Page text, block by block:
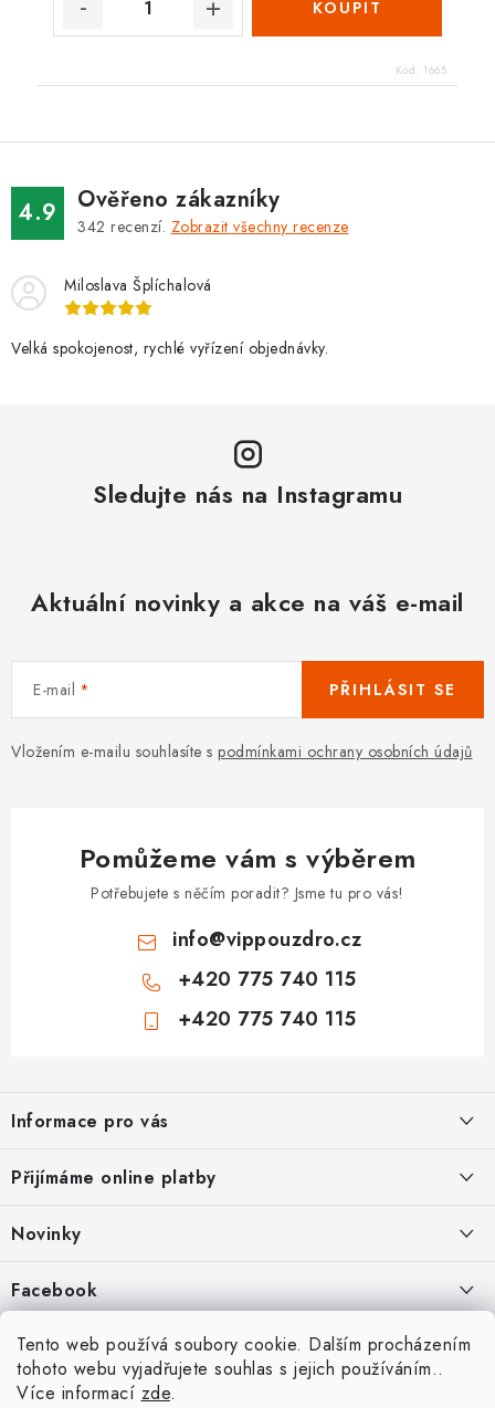
Tento web používá soubory cookie. Dalším procházením
tohoto webu vyjadřujete souhlas s jejich používáním..
Více informací zde.
Kód: 1665
4.9 Ověřeno zákazníky
342 recenzí. Zobrazit všechny recenze
Miloslava Šplíchalová
Velká spokojenost, rychlé vyřízení objednávky.
Sledujte nás na Instagramu
Aktuální novinky a akce na váš e-mail
E-mail
Vložením e-mailu souhlasíte s podmínkami ochrany osobních údajů
PŘIHLÁSIT SE
Pomůžeme vám s výběrem
Potřebujete s něčím poradit? Jsme tu pro vás!
info@vippouzdro.cz
+420 775 740 115
+420 775 740 115
p
a
Informace pro vás
Jak nakupovat
Ochrana osobních údajů
Hodnocení obchodu
Doprava a platba
Vrácení zboží a reklamace
Přijímáme online platby
Novinky
Kryty, pouzdra, obaly na mobil Apple iPhone.
11.9.2022
Nová skla pro vaši ochranu
22.8.2020
Facebook
Heureka Recenze obchodu